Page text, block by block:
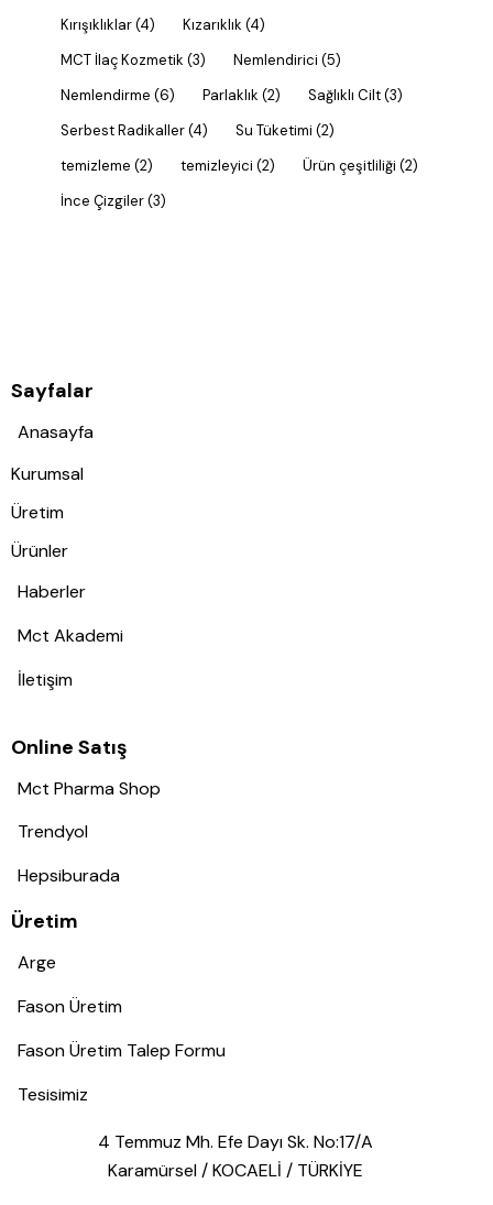
Kırışıklıklar(4) Kızarıklık (4)
MCT İlaç Kozmetik (3) Nemlendirici (5)
Nemlendirme (6) Parlaklık (2) Sağlıklı Cilt(3)
Serbest Radikaller(4) Su Tüketimi (2)
temizleme (2) temizleyici (2) Ürün çeşitliliği (2)
İnce Çizgiler(3)
Sayfalar
Anasayfa
Kurumsal
Üretim
Ürünler
Haberler
Mct Akademi
İletişim
Online Satış
Mct Pharma Shop
Trendyol
Hepsiburada
Üretim
Arge
Fason Üretim
Fason Üretim Talep Formu
Tesisimiz
4 Temmuz Mh. Efe Dayı Sk. No:17/A
Karamürsel / KOCAELİ / TÜRKİYE